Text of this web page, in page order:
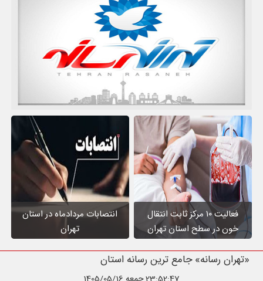
فعالیت ۱۰ مرکز ثابت انتقال
خون در سطح استان تهران
انتصابات مردادماه در استان
تهران
«تهران رسانه» جامع ترین رسانه استان تهران